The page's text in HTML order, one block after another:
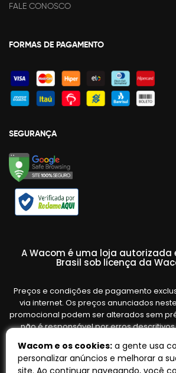
FALE CONOSCO
FORMAS DE PAGAMENTO
SEGURANÇA
A Wacom é uma loja autorizada
Brasil sob licença da
Preços e condições de pagamento
via internet. Os preços anunciados
promocional podem ser alterados sem
não é responsável por erros
variar de acordo com o fornecedor/lote
válidas até o término de nossos
Wacom e os cookies: a gente usa
personalizar anúncios e melhorar a
site. Ao continuar navegando, você